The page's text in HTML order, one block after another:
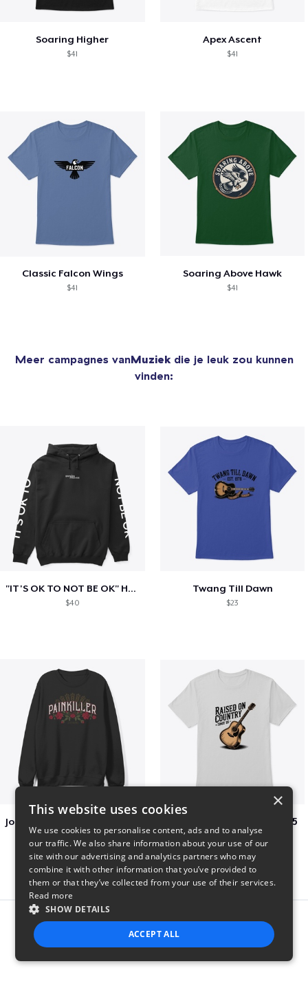
Soaring Higher
$41
Apex Ascent
$41
Classic Falcon Wings
$41
Soaring Above Hawk
$41
Meer campagnes vanMuziekdie je leuk zou kunnen
vinden:
"IT'S OK TO NOT BE OK" Hoodie (BP LOGO)
$40
Twang Till Dawn
$23
Raised on Country Since 85
Report this product
×
This website uses cookies
We use cookies to personalise content, ads and to analyse
our traffic. We also share information about your use of our
site with our advertising and analytics partners who may
combine it with other information that you’ve provided to
them or that they’ve collected from your use of their services.
Read more
SHOW DETAILS
ACCEPT ALL
STRICTLY NECESSARY PERFORMANCE